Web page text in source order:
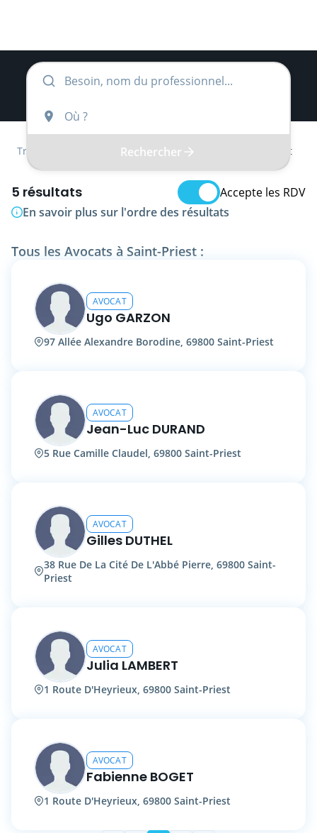
Rechercher
Trouver Auvergne-Rhône-Alpes Avocat
5 résultats
Accepte les RDV
En savoir plus sur l'ordre des résultats
Tous les Avocats à Saint-Priest :
AVOCAT
Ugo GARZON
97 Allée Alexandre Borodine, 69800 Saint-Priest
AVOCAT
Jean-Luc DURAND
5 Rue Camille Claudel, 69800 Saint-Priest
AVOCAT
Gilles DUTHEL
38 Rue De La Cité De L'Abbé Pierre, 69800 Saint-
Priest
AVOCAT
Julia LAMBERT
1 Route D'Heyrieux, 69800 Saint-Priest
AVOCAT
Fabienne BOGET
1 Route D'Heyrieux, 69800 Saint-Priest